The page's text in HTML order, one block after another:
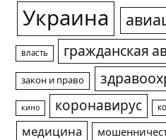
Украина
власть гражданская
закон и право
кино коронавирус
медицина